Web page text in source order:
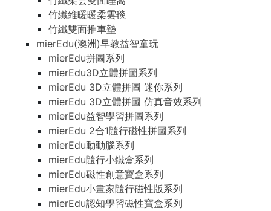
竹纖維暖暖柔雲毯
竹纖雙面推車墊
mierEdu(澳洲)早教益智童玩
mierEdu拼圖系列
mierEdu3D立體拼圖系列
mierEdu 3D立體拼圖 迷你系列
mierEdu 3D立體拼圖 仿真音效系列
mierEdu益智學習拼圖系列
mierEdu 2合1隨行磁性拼圖系列
mierEdu動動腦系列
mierEdu隨行小鐵盒系列
mierEdu磁性創意寶盒系列
mierEdu小畫家隨行磁性版系列
mierEdu認知學習磁性寶盒系列